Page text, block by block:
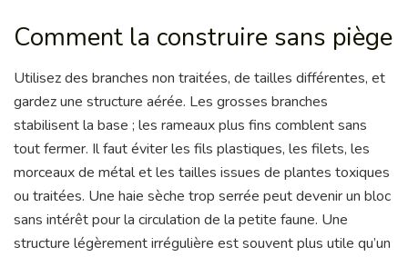
Comment la construire sans piège
Utilisez des branches non traitées, de tailles différentes, et
gardez une structure aérée. Les grosses branches
stabilisent la base ; les rameaux plus fins comblent sans
tout fermer. Il faut éviter les fils plastiques, les filets, les
morceaux de métal et les tailles issues de plantes toxiques
ou traitées. Une haie sèche trop serrée peut devenir un bloc
sans intérêt pour la circulation de la petite faune. Une
structure légèrement irrégulière est souvent plus utile qu’un